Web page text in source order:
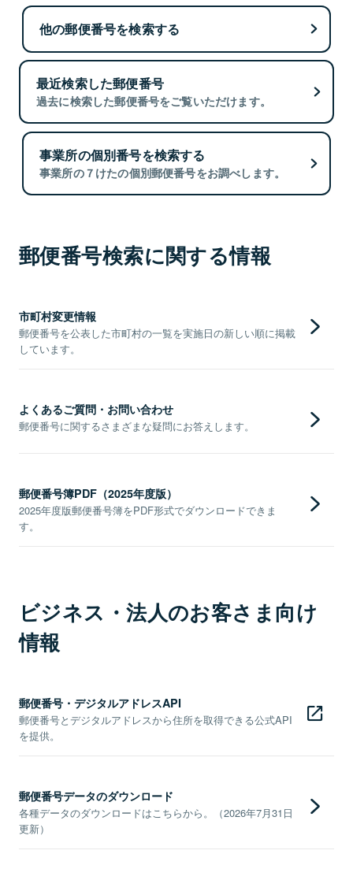
他の郵便番号を検索する
最近検索した郵便番号
過去に検索した郵便番号をご覧いただけます。
事業所の個別番号を検索する
事業所の７けたの個別郵便番号をお調べします。
郵便番号検索に関する情報
市町村変更情報
郵便番号を公表した市町村の一覧を実施日の新しい順に掲載
しています。
よくあるご質問・お問い合わせ
郵便番号に関するさまざまな疑問にお答えします。
郵便番号簿PDF（2025年度版）
2025年度版郵便番号簿をPDF形式でダウンロードできま
す。
ビジネス・法人のお客さま向け
情報
郵便番号・デジタルアドレスAPI
郵便番号とデジタルアドレスから住所を取得できる公式API
を提供。
郵便番号データのダウンロード
各種データのダウンロードはこちらから。（2026年7月31日
更新）